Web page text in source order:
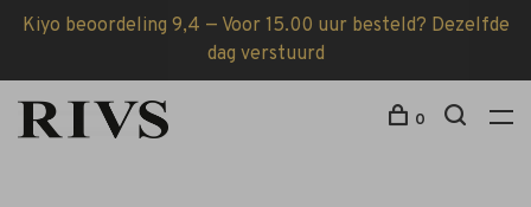
Kiyo beoordeling 9,4 — Voor 15.00 uur besteld? Dezelfde
dag verstuurd
0